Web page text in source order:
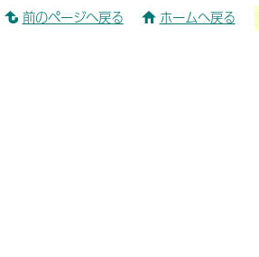
前のページへ戻る ホームへ戻る